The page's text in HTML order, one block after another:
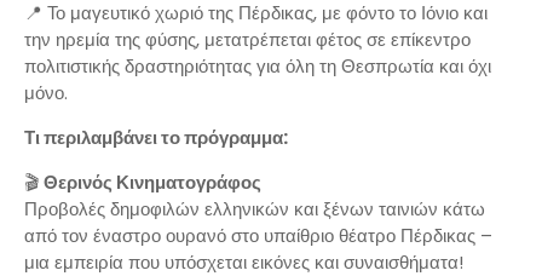
📍 Το μαγευτικό χωριό της Πέρδικας, με φόντο το Ιόνιο και
την ηρεμία της φύσης, μετατρέπεται φέτος σε επίκεντρο
πολιτιστικής δραστηριότητας για όλη τη Θεσπρωτία και όχι
μόνο.
Τι περιλαμβάνει το πρόγραμμα:
🎬Θερινός Κινηματογράφος
Προβολές δημοφιλών ελληνικών και ξένων ταινιών κάτω
από τον έναστρο ουρανό στο υπαίθριο θέατρο Πέρδικας –
μια εμπειρία που υπόσχεται εικόνες και συναισθήματα!